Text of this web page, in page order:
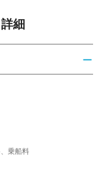
細
乗船料